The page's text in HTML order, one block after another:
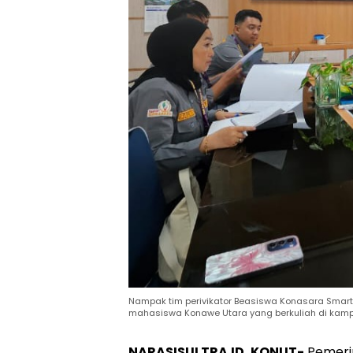
Nampak tim perivikator Beasiswa Konasara
mahasiswa Konawe Utara yang berkuliah di